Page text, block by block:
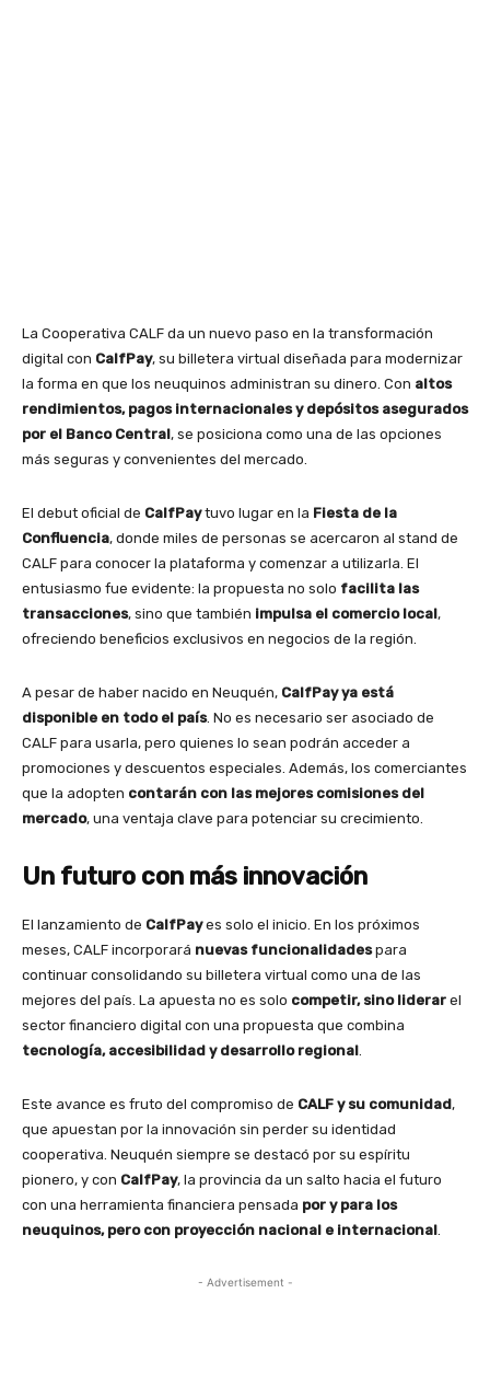
La Cooperativa CALF da un nuevo paso en la transformación
digital con CalfPay, su billetera virtual diseñada para modernizar
la forma en que los neuquinos administran su dinero. Con altos
rendimientos, pagos internacionales y depósitos asegurados
por el Banco Central, se posiciona como una de las opciones
más seguras y convenientes del mercado.
El debut oficial de CalfPaytuvo lugar en la Fiesta de la
Confluencia, donde miles de personas se acercaron al stand de
CALF para conocer la plataforma y comenzar a utilizarla. El
entusiasmo fue evidente: la propuesta no solo facilita las
transacciones, sino que también impulsa el comercio local,
ofreciendo beneficios exclusivos en negocios de la región.
A pesar de haber nacido en Neuquén, CalfPay ya está
disponible en todo el país. No es necesario ser asociado de
CALF para usarla, pero quienes lo sean podrán acceder a
promociones y descuentos especiales. Además, los comerciantes
que la adopten contarán con las mejores comisiones del
mercado, una ventaja clave para potenciar su crecimiento.
Un futuro con más innovación
El lanzamiento de CalfPayes solo el inicio. En los próximos
meses, CALF incorporará nuevas funcionalidadespara
continuar consolidando su billetera virtual como una de las
mejores del país. La apuesta no es solo competir, sino liderar el
sector financiero digital con una propuesta que combina
tecnología, accesibilidad y desarrollo regional.
Este avance es fruto del compromiso de CALF y su comunidad,
que apuestan por la innovación sin perder su identidad
cooperativa. Neuquén siempre se destacó por su espíritu
pionero, y con CalfPay, la provincia da un salto hacia el futuro
con una herramienta financiera pensada por y para los
neuquinos, pero con proyección nacional e internacional.
- Advertisement -